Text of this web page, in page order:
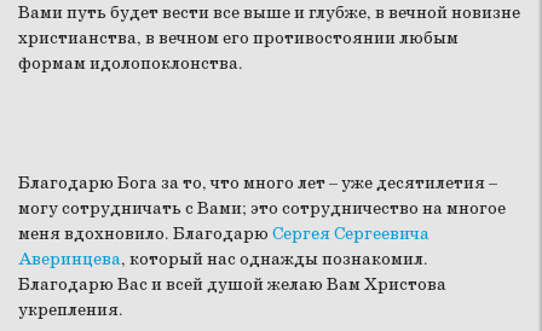
Вами путь будет вести все выше и глубже, в вечной новизне
христианства, в вечном его противостоянии любым
формам идолопоклонства.
Благодарю Бога за то, что много лет – уже десятилетия –
могу сотрудничать с Вами; это сотрудничество на многое
меня вдохновило. Благодарю Сергея Сергеевича
Аверинцева, который нас однажды познакомил.
Благодарю Вас и всей душой желаю Вам Христова
укрепления.